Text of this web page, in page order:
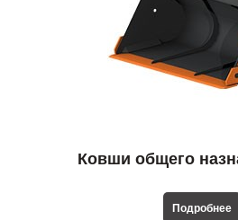
Ковши общего
Подробнее